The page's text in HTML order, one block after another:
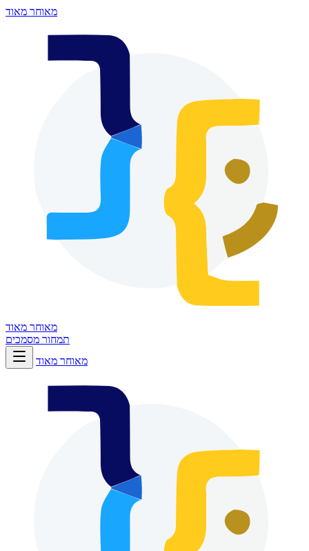
מאוחר מאוד
מאוחר מאוד
תמחור מסמכים
מאוחר מאוד